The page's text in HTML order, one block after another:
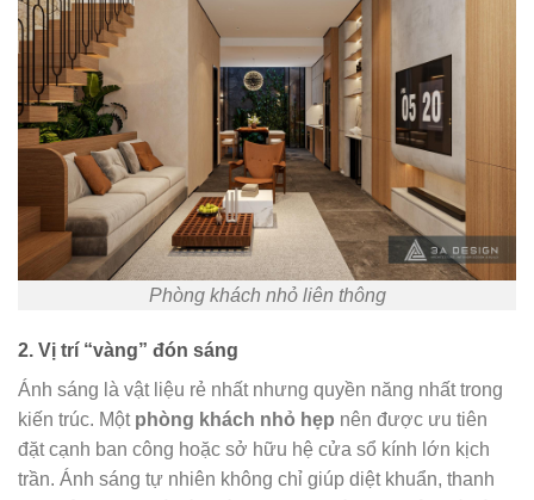
Phòng khách nhỏ liên thông
2. Vị trí “vàng” đón sáng
Ánh sáng là vật liệu rẻ nhất nhưng quyền năng nhất trong
kiến trúc. Một phòng khách nhỏ hẹp nên được ưu tiên
đặt cạnh ban công hoặc sở hữu hệ cửa sổ kính lớn kịch
trần. Ánh sáng tự nhiên không chỉ giúp diệt khuẩn, thanh